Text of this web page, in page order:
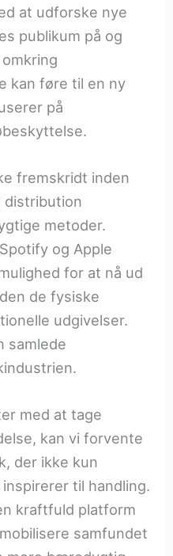
at udforske nye
publikum på og
kan føre til en ny
på
fremskridt inden
distribution
metoder.
og Apple
for at nå ud
de fysiske
udgivelser.
samlede
med at tage
kan vi forvente
der ikke kun
til handling.
kraftfuld platform
samfundet